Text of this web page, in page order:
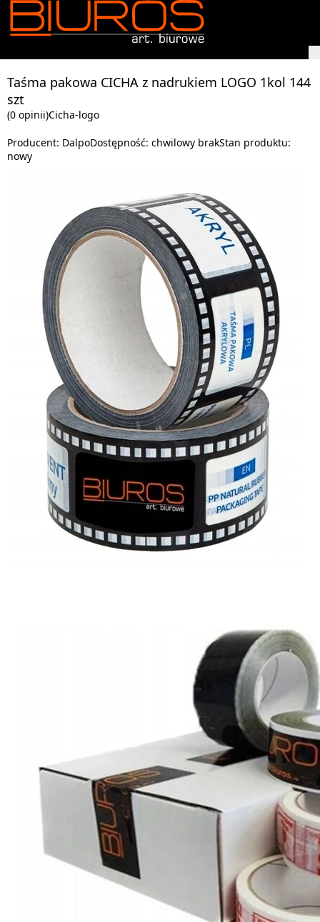
Taśma pakowa CICHA z nadrukiem LOGO 1kol 144
szt
(0 opinii)Cicha-logo
Producent: DalpoDostępność: chwilowy brakStan produktu:
nowy